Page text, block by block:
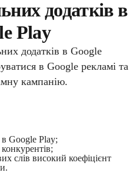
додатків в
Play
додатків в Google
в Google рекламі та
кампанію.
Google Play;
слів високий коефіцієнт